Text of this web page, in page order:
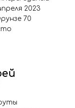
2023
70